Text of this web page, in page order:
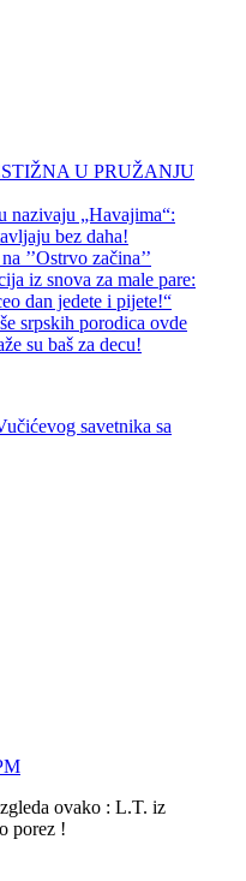
U PRUŽANJU
nazivaju „Havajima“:
bez daha!
’’Ostrvo začina’’
iz snova za male pare:
dan jedete i pijete!“
srpskih porodica ovde
su baš za decu!
savetnika sa
ovako : L.T. iz
porez !